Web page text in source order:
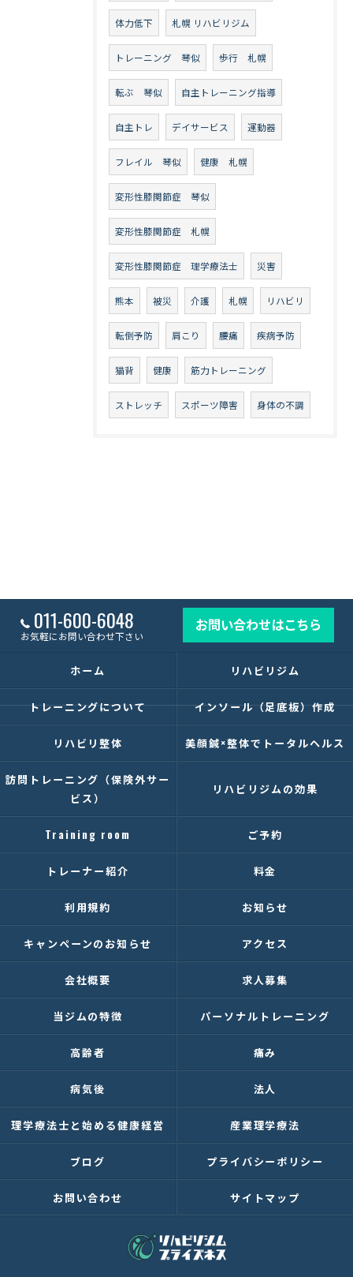
体力低下 札幌 リハビリジム
トレーニング 琴似 歩行 札幌
転ぶ 琴似 自主トレーニング指導
自主トレ デイサービス 運動器
フレイル 琴似 健康 札幌
変形性膝関節症 琴似
変形性膝関節症 札幌
変形性膝関節症 理学療法士 災害
熊本 被災 介護 札幌 リハビリ
転倒予防 肩こり 腰痛 疾病予防
猫背 健康 筋力トレーニング
ストレッチ スポーツ障害 身体の不調
011-600-6048
お気軽にお問い合わせ下さい
お問い合わせはこちら
ホーム リハビリジム
トレーニングについて インソール（足底板）作成
リハビリ整体 美顔鍼×整体でトータルヘルス
訪問トレーニング（保険外サー
ビス）
リハビリジムの効果
Training room ご予約
トレーナー紹介 料金
利用規約 お知らせ
キャンペーンのお知らせ アクセス
会社概要 求人募集
当ジムの特徴 パーソナルトレーニング
高齢者 痛み
病気後 法人
理学療法士と始める健康経営 産業理学療法
ブログ プライバシーポリシー
お問い合わせ サイトマップ